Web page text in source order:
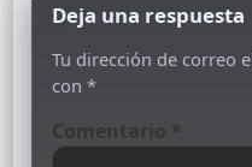
Deja una respuesta
Tu dirección de correo
con *
Comentario *